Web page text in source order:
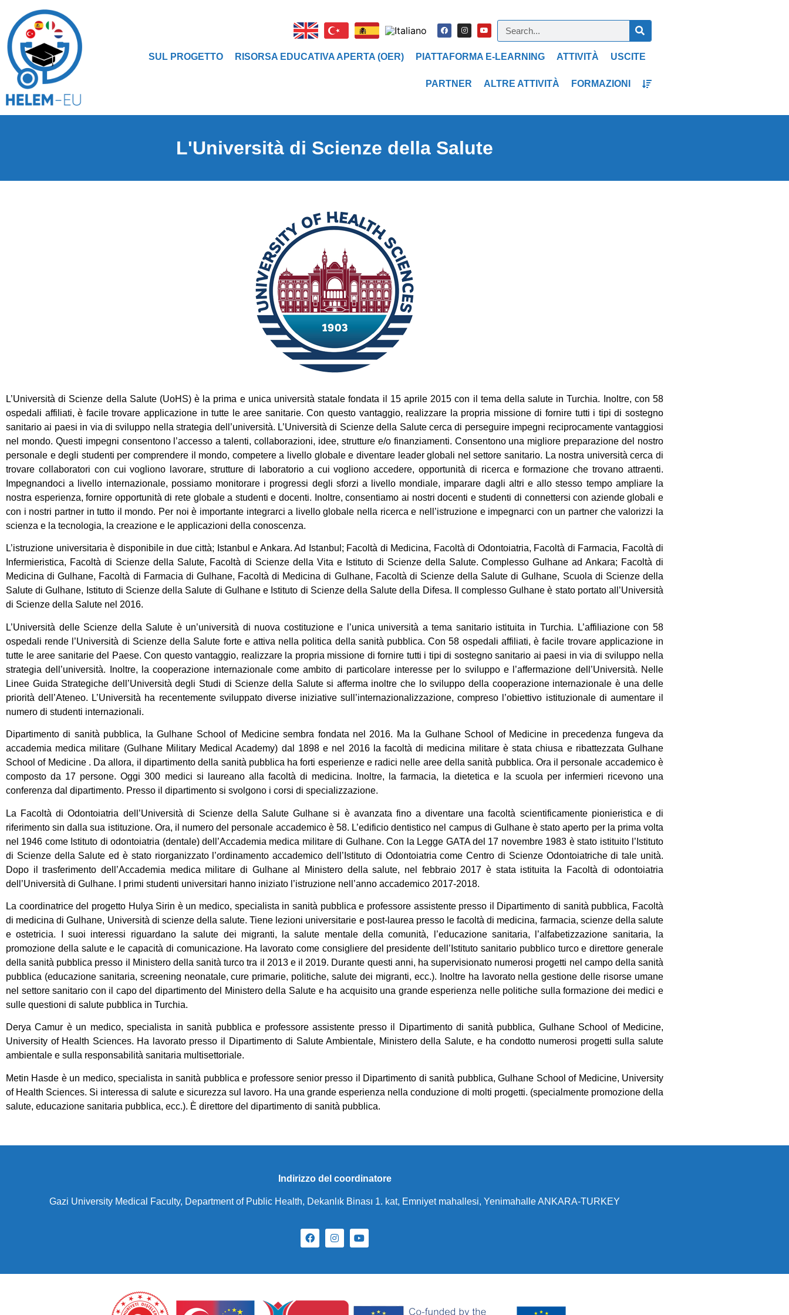
SUL PROGETTO RISORSA EDUCATIVA APERTA (OER) PIATTAFORMA E-LEARNING ATTIVITÀ USCITE
PARTNER ALTRE ATTIVITÀ FORMAZIONI
L'Università di Scienze della Salute
L’Università di Scienze della Salute (UoHS) è la prima e unica università statale fondata il 15 aprile 2015 con il tema della salute in Turchia. Inoltre, con 58
ospedali affiliati, è facile trovare applicazione in tutte le aree sanitarie. Con questo vantaggio, realizzare la propria missione di fornire tutti i tipi di sostegno
sanitario ai paesi in via di sviluppo nella strategia dell’università. L’Università di Scienze della Salute cerca di perseguire impegni reciprocamente vantaggiosi
nel mondo. Questi impegni consentono l’accesso a talenti, collaborazioni, idee, strutture e/o finanziamenti. Consentono una migliore preparazione del nostro
personale e degli studenti per comprendere il mondo, competere a livello globale e diventare leader globali nel settore sanitario. La nostra università cerca di
trovare collaboratori con cui vogliono lavorare, strutture di laboratorio a cui vogliono accedere, opportunità di ricerca e formazione che trovano attraenti.
Impegnandoci a livello internazionale, possiamo monitorare i progressi degli sforzi a livello mondiale, imparare dagli altri e allo stesso tempo ampliare la
nostra esperienza, fornire opportunità di rete globale a studenti e docenti. Inoltre, consentiamo ai nostri docenti e studenti di connettersi con aziende globali e
con i nostri partner in tutto il mondo. Per noi è importante integrarci a livello globale nella ricerca e nell’istruzione e impegnarci con un partner che valorizzi la
scienza e la tecnologia, la creazione e le applicazioni della conoscenza.
L’istruzione universitaria è disponibile in due città; Istanbul e Ankara. Ad Istanbul; Facoltà di Medicina, Facoltà di Odontoiatria, Facoltà di Farmacia, Facoltà di
Infermieristica, Facoltà di Scienze della Salute, Facoltà di Scienze della Vita e Istituto di Scienze della Salute. Complesso Gulhane ad Ankara; Facoltà di
Medicina di Gulhane, Facoltà di Farmacia di Gulhane, Facoltà di Medicina di Gulhane, Facoltà di Scienze della Salute di Gulhane, Scuola di Scienze della
Salute di Gulhane, Istituto di Scienze della Salute di Gulhane e Istituto di Scienze della Salute della Difesa. Il complesso Gulhane è stato portato all’Università
di Scienze della Salute nel 2016.
L’Università delle Scienze della Salute è un’università di nuova costituzione e l’unica università a tema sanitario istituita in Turchia. L’affiliazione con 58
ospedali rende l’Università di Scienze della Salute forte e attiva nella politica della sanità pubblica. Con 58 ospedali affiliati, è facile trovare applicazione in
tutte le aree sanitarie del Paese. Con questo vantaggio, realizzare la propria missione di fornire tutti i tipi di sostegno sanitario ai paesi in via di sviluppo nella
strategia dell’università. Inoltre, la cooperazione internazionale come ambito di particolare interesse per lo sviluppo e l’affermazione dell’Università. Nelle
Linee Guida Strategiche dell’Università degli Studi di Scienze della Salute si afferma inoltre che lo sviluppo della cooperazione internazionale è una delle
priorità dell’Ateneo. L’Università ha recentemente sviluppato diverse iniziative sull’internazionalizzazione, compreso l’obiettivo istituzionale di aumentare il
numero di studenti internazionali.
Dipartimento di sanità pubblica, la Gulhane School of Medicine sembra fondata nel 2016. Ma la Gulhane School of Medicine in precedenza fungeva da
accademia medica militare (Gulhane Military Medical Academy) dal 1898 e nel 2016 la facoltà di medicina militare è stata chiusa e ribattezzata Gulhane
School of Medicine . Da allora, il dipartimento della sanità pubblica ha forti esperienze e radici nelle aree della sanità pubblica. Ora il personale accademico è
composto da 17 persone. Oggi 300 medici si laureano alla facoltà di medicina. Inoltre, la farmacia, la dietetica e la scuola per infermieri ricevono una
conferenza dal dipartimento. Presso il dipartimento si svolgono i corsi di specializzazione.
La Facoltà di Odontoiatria dell’Università di Scienze della Salute Gulhane si è avanzata fino a diventare una facoltà scientificamente pionieristica e di
riferimento sin dalla sua istituzione. Ora, il numero del personale accademico è 58. L’edificio dentistico nel campus di Gulhane è stato aperto per la prima volta
nel 1946 come Istituto di odontoiatria (dentale) dell’Accademia medica militare di Gulhane. Con la Legge GATA del 17 novembre 1983 è stato istituito l’Istituto
di Scienze della Salute ed è stato riorganizzato l’ordinamento accademico dell’Istituto di Odontoiatria come Centro di Scienze Odontoiatriche di tale unità.
Dopo il trasferimento dell’Accademia medica militare di Gulhane al Ministero della salute, nel febbraio 2017 è stata istituita la Facoltà di odontoiatria
dell’Università di Gulhane. I primi studenti universitari hanno iniziato l’istruzione nell’anno accademico 2017-2018.
La coordinatrice del progetto Hulya Sirin è un medico, specialista in sanità pubblica e professore assistente presso il Dipartimento di sanità pubblica, Facoltà
di medicina di Gulhane, Università di scienze della salute. Tiene lezioni universitarie e post-laurea presso le facoltà di medicina, farmacia, scienze della salute
e ostetricia. I suoi interessi riguardano la salute dei migranti, la salute mentale della comunità, l’educazione sanitaria, l’alfabetizzazione sanitaria, la
promozione della salute e le capacità di comunicazione. Ha lavorato come consigliere del presidente dell’Istituto sanitario pubblico turco e direttore generale
della sanità pubblica presso il Ministero della sanità turco tra il 2013 e il 2019. Durante questi anni, ha supervisionato numerosi progetti nel campo della sanità
pubblica (educazione sanitaria, screening neonatale, cure primarie, politiche, salute dei migranti, ecc.). Inoltre ha lavorato nella gestione delle risorse umane
nel settore sanitario con il capo del dipartimento del Ministero della Salute e ha acquisito una grande esperienza nelle politiche sulla formazione dei medici e
sulle questioni di salute pubblica in Turchia.
Derya Camur è un medico, specialista in sanità pubblica e professore assistente presso il Dipartimento di sanità pubblica, Gulhane School of Medicine,
University of Health Sciences. Ha lavorato presso il Dipartimento di Salute Ambientale, Ministero della Salute, e ha condotto numerosi progetti sulla salute
ambientale e sulla responsabilità sanitaria multisettoriale.
Metin Hasde è un medico, specialista in sanità pubblica e professore senior presso il Dipartimento di sanità pubblica, Gulhane School of Medicine, University
of Health Sciences. Si interessa di salute e sicurezza sul lavoro. Ha una grande esperienza nella conduzione di molti progetti. (specialmente promozione della
salute, educazione sanitaria pubblica, ecc.). È direttore del dipartimento di sanità pubblica.
Indirizzo del coordinatore
Gazi University Medical Faculty, Department of Public Health, Dekanlık Binası 1. kat, Emniyet mahallesi, Yenimahalle ANKARA-TURKEY